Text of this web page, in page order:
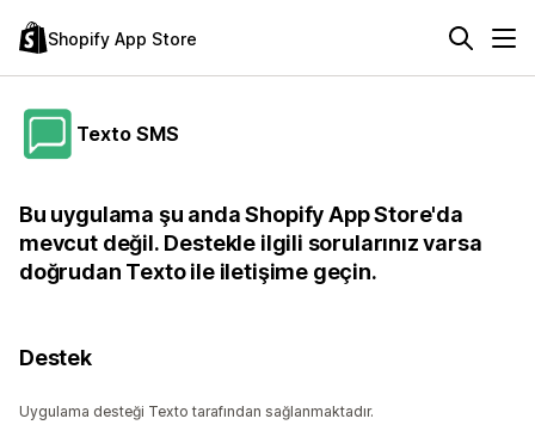
Shopify App Store
Texto SMS
Bu uygulama şu anda Shopify App Store'da
mevcut değil. Destekle ilgili sorularınız varsa
doğrudan Texto ile iletişime geçin.
Destek
Uygulama desteği Texto tarafından sağlanmaktadır.